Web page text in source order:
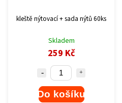
kleště nýtovací + sada nýtů 60ks
Skladem
259 Kč
Do košíku